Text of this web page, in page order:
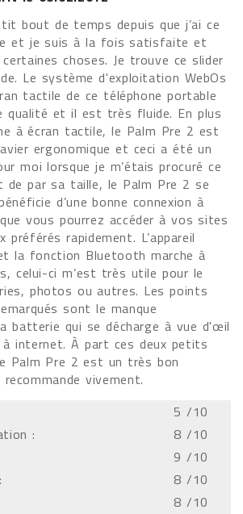
bout de temps depuis que j’ai ce
et je suis à la fois satisfaite et
choses. Je trouve ce slider
Le système d'exploitation WebOs
tactile de ce téléphone portable
qualité et il est très fluide. En plus
à écran tactile, le Palm Pre 2 est
ergonomique et ceci a été un
moi lorsque je m’étais procuré ce
de par sa taille, le Palm Pre 2 se
d’une bonne connexion à
vous pourrez accéder à vos sites
préférés rapidement. L’appareil
la fonction Bluetooth marche à
celui-ci m’est très utile pour le
photos ou autres. Les points
sont le manque
batterie qui se décharge à vue d'œil
à internet. À part ces deux petits
Palm Pre 2 est un très bon
vivement.
5 /10
:
8 /10
9 /10
8 /10
8 /10